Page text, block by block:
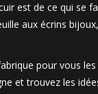
est de ce qui
aux écrins
pour vous
et trouvez les